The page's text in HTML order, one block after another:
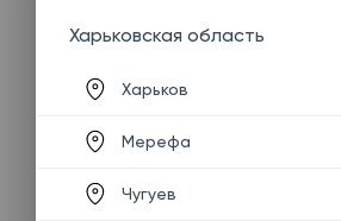
Харьковская область
Харьков
Мерефа
Чугуев